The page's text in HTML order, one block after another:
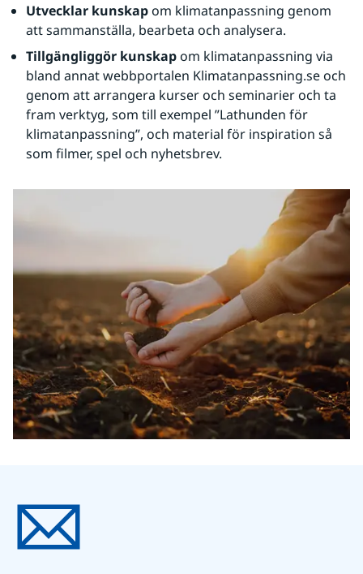
Utvecklar kunskap om klimatanpassning genom
att sammanställa, bearbeta och analysera.
Tillgängliggör kunskap om klimatanpassning via
bland annat webbportalen Klimatanpassning.se och
genom att arrangera kurser och seminarier och ta
fram verktyg, som till exempel ”Lathunden för
klimatanpassning”, och material för inspiration så
som filmer, spel och nyhetsbrev.